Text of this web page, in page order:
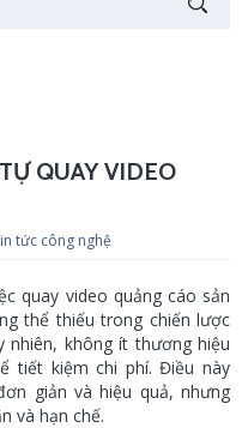
khó khăn khi tự quay video quảng
QUAY VIDEO
tức công nghệ
quay video quảng cáo sản
thể thiếu trong chiến lược
nhiên, không ít thương hiệu
tiết kiệm chi phí. Điều này
giản và hiệu quả, nhưng
và hạn chế.